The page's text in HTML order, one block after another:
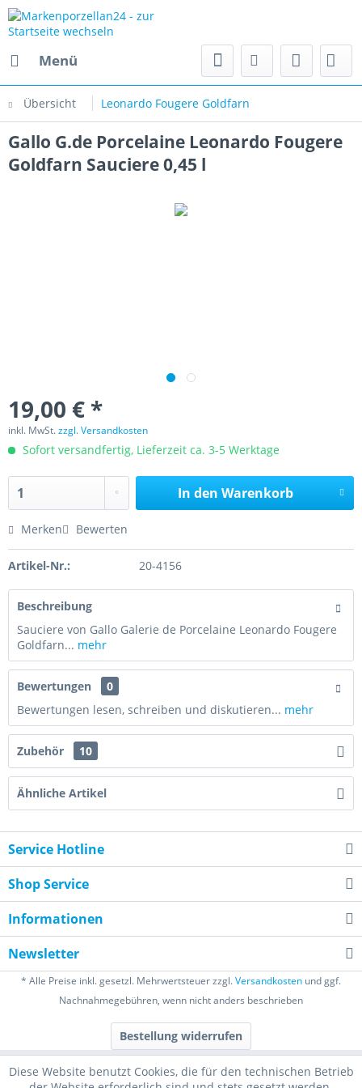
Menü
Übersicht Leonardo Fougere Goldfarn
Gallo G.de Porcelaine Leonardo Fougere
Goldfarn Sauciere 0,45 l
19,00 € *
inkl. MwSt.zzgl. Versandkosten
Sofort versandfertig, Lieferzeit ca. 3-5 Werktage
In den Warenkorb
Merken Bewerten
Artikel-Nr.: 20-4156
Beschreibung
Sauciere von Gallo Galerie de Porcelaine Leonardo Fougere
Goldfarn... mehr
Bewertungen
0
Bewertungen lesen, schreiben und diskutieren... mehr
Zubehör 10
Ähnliche Artikel
Service Hotline
Shop Service
Informationen
Newsletter
* Alle Preise inkl. gesetzl. Mehrwertsteuer zzgl.Versandkosten und ggf.
Nachnahmegebühren, wenn nicht anders beschrieben
Bestellung widerrufen
Diese Website benutzt Cookies, die für den technischen Betrieb